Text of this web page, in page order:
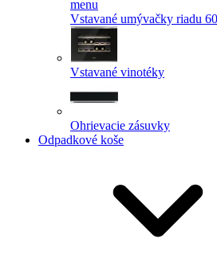
menu
Vstavané umývačky riadu
Vstavané vinotéky
Ohrievacie zásuvky
Odpadkové koše